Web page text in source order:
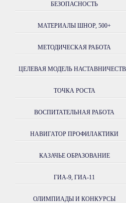
БЕЗОПАСНОСТЬ
МАТЕРИАЛЫ ШНОР, 500+
МЕТОДИЧЕСКАЯ РАБОТА
ЦЕЛЕВАЯ МОДЕЛЬ
ТОЧКА РОСТА
ВОСПИТАТЕЛЬНАЯ РАБОТА
НАВИГАТОР ПРОФИЛАКТИКИ
КАЗАЧЬЕ ОБРАЗОВАНИЕ
ГИА-9, ГИА-11
ОЛИМПИАДЫ И КОНКУРСЫ